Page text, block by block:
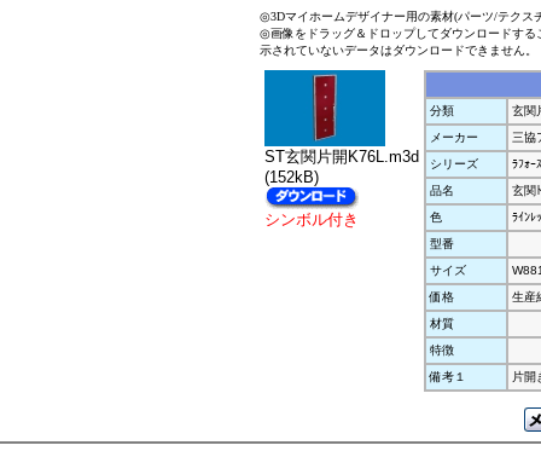
◎3Dマイホームデザイナー用の素材(パーツ/テクス
◎画像をドラッグ＆ドロップしてダウンロードす
示されていないデータはダウンロードできません。
ST玄関片開K76L.m3d
(152kB)
シンボル付き
分類
玄関
メーカー
三協
シリーズ
ﾗﾌｫｰ
品名
玄関
色
ﾗｲﾝﾚ
型番
サイズ
価格
生産
材質
特徴
備考１
片開